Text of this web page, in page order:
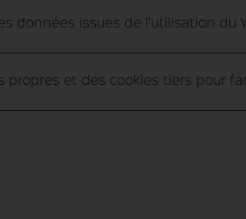
données issues de l'utilisation du
propres et des cookies tiers pour